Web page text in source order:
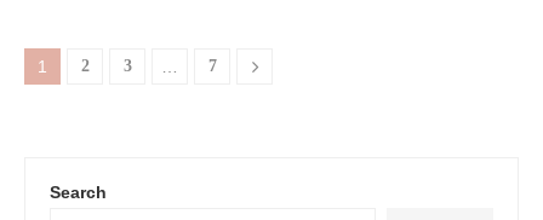
1 2 3 7
Search